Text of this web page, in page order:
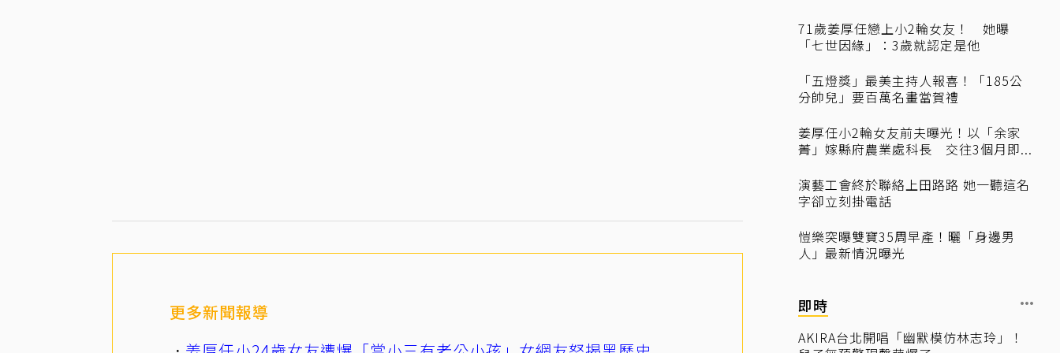
更多新聞報導
71歲姜厚任戀上小2輪女友！ 她曝
「七世因緣」：3歲就認定是他
「五燈獎」最美主持人報喜！「185公
分帥兒」要百萬名畫當賀禮
姜厚任小2輪女友前夫曝光！以「余家
菁」嫁縣府農業處科長 交往3個月即...
演藝工會終於聯絡上田路路 她一聽這名
字卻立刻掛電話
愷樂突曝雙寶35周早產！曬「身邊男
人」最新情況曝光
即時
AKIRA台北開唱「幽默模仿林志玲」！